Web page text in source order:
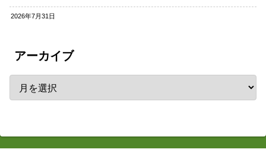
2026年7月31日
アーカイブ